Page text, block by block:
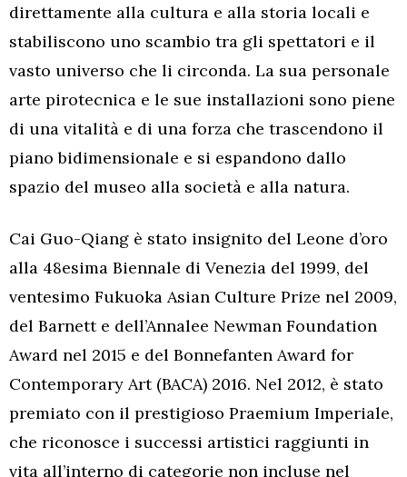
direttamente alla cultura e alla storia locali e
stabiliscono uno scambio tra gli spettatori e il
vasto universo che li circonda. La sua personale
arte pirotecnica e le sue installazioni sono piene
di una vitalità e di una forza che trascendono il
piano bidimensionale e si espandono dallo
spazio del museo alla società e alla natura.
Cai Guo-Qiang è stato insignito del Leone d’oro
alla 48esima Biennale di Venezia del 1999, del
ventesimo Fukuoka Asian Culture Prize nel 2009,
del Barnett e dell’Annalee Newman Foundation
Award nel 2015 e del Bonnefanten Award for
Contemporary Art (BACA) 2016. Nel 2012, è stato
premiato con il prestigioso Praemium Imperiale,
che riconosce i successi artistici raggiunti in
vita all’interno di categorie non incluse nel